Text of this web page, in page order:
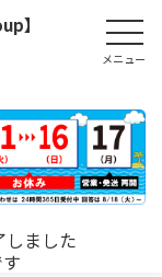
】
ました